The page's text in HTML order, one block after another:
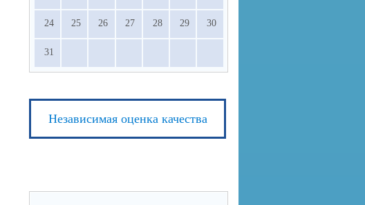
24 25 26 27 28 29 30
31
Независимая оценка качества